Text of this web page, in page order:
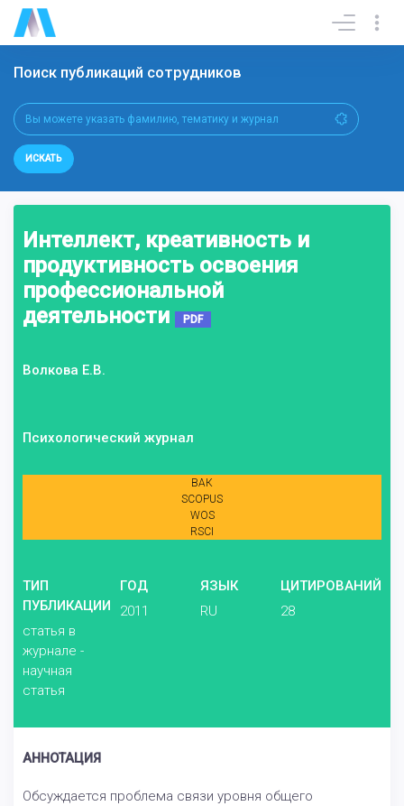
Поиск публикаций сотрудников
ИСКАТЬ
Интеллект, креативность и
продуктивность освоения
профессиональной
деятельности
PDF
Волкова Е.В.
Психологический журнал
ВАК
SCOPUS
WOS
RSCI
ТИП
ПУБЛИКАЦИИ
статья в
журнале -
научная
статья
ГОД
2011
ЯЗЫК
RU
ЦИТИРОВАНИЙ
28
АННОТАЦИЯ
Обсуждается проблема связи уровня общего